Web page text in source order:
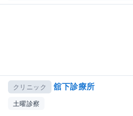
クリニック 舘下診療所
土曜診察